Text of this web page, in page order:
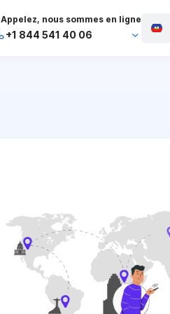
Appelez, nous sommes en ligne
+1 844 541 40 06